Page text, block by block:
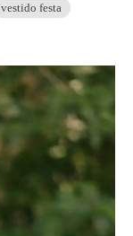
vestido festa